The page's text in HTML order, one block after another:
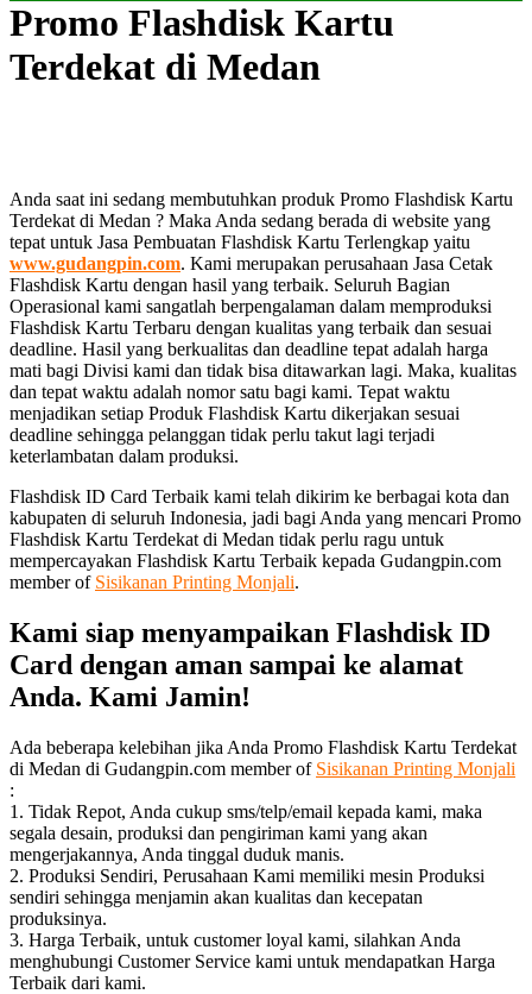
Promo Flashdisk Kartu
Terdekat di Medan
Anda saat ini sedang membutuhkan produk Promo Flashdisk Kartu
Terdekat di Medan ? Maka Anda sedang berada di website yang
tepat untuk Jasa Pembuatan Flashdisk Kartu Terlengkap yaitu
www.gudangpin.com. Kami merupakan perusahaan Jasa Cetak
Flashdisk Kartu dengan hasil yang terbaik. Seluruh Bagian
Operasional kami sangatlah berpengalaman dalam memproduksi
Flashdisk Kartu Terbaru dengan kualitas yang terbaik dan sesuai
deadline. Hasil yang berkualitas dan deadline tepat adalah harga
mati bagi Divisi kami dan tidak bisa ditawarkan lagi. Maka, kualitas
dan tepat waktu adalah nomor satu bagi kami. Tepat waktu
menjadikan setiap Produk Flashdisk Kartu dikerjakan sesuai
deadline sehingga pelanggan tidak perlu takut lagi terjadi
keterlambatan dalam produksi.
Flashdisk ID Card Terbaik kami telah dikirim ke berbagai kota dan
kabupaten di seluruh Indonesia, jadi bagi Anda yang mencari Promo
Flashdisk Kartu Terdekat di Medan tidak perlu ragu untuk
mempercayakan Flashdisk Kartu Terbaik kepada Gudangpin.com
member of Sisikanan Printing Monjali.
Kami siap menyampaikan Flashdisk ID
Card dengan aman sampai ke alamat
Anda. Kami Jamin!
Ada beberapa kelebihan jika Anda Promo Flashdisk Kartu Terdekat
di Medan di Gudangpin.com member of Sisikanan Printing Monjali
:
1. Tidak Repot, Anda cukup sms/telp/email kepada kami, maka
segala desain, produksi dan pengiriman kami yang akan
mengerjakannya, Anda tinggal duduk manis.
2. Produksi Sendiri, Perusahaan Kami memiliki mesin Produksi
sendiri sehingga menjamin akan kualitas dan kecepatan
produksinya.
3. Harga Terbaik, untuk customer loyal kami, silahkan Anda
menghubungi Customer Service kami untuk mendapatkan Harga
Terbaik dari kami.